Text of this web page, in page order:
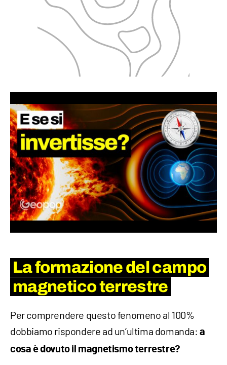
La formazione del campo
magnetico terrestre
Per comprendere questo fenomeno al 100%
dobbiamo rispondere ad un’ultima domanda:a
cosa è dovuto il magnetismo terrestre?